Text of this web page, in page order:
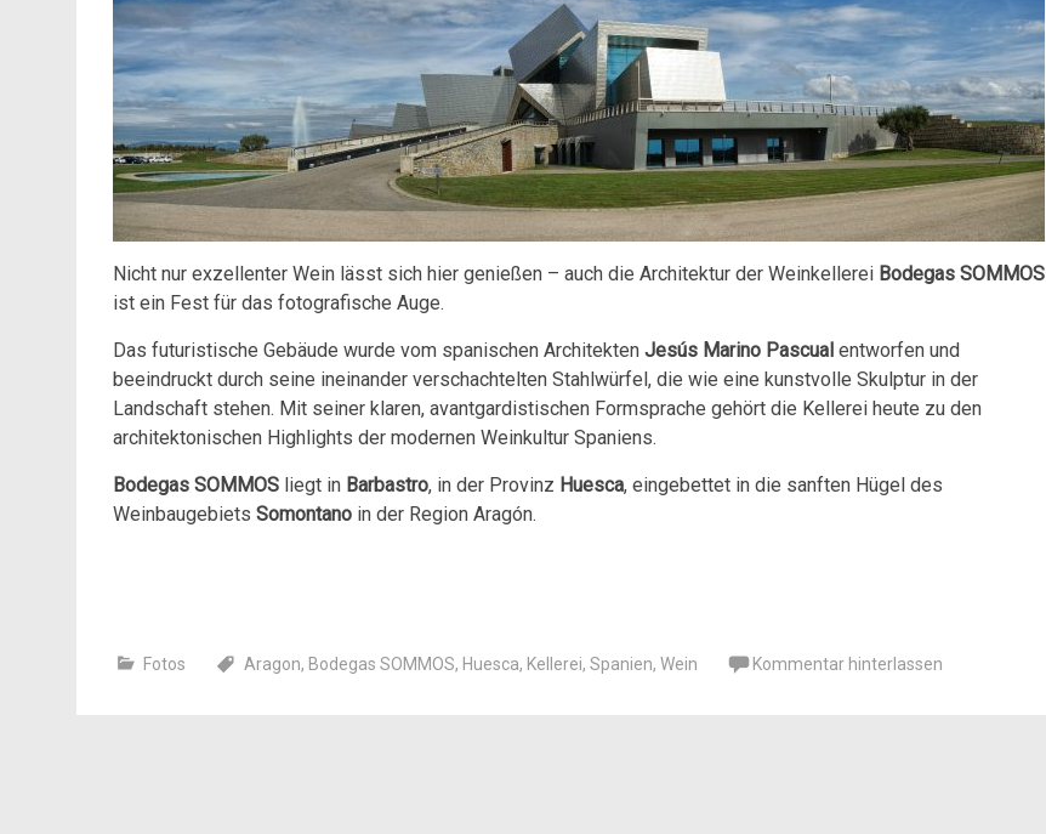
Nicht nur exzellenter Wein lässt sich hier genießen – auch die Architektur der Weinkellerei Bodegas SOMMOS
ist ein Fest für das fotografische Auge.
Das futuristische Gebäude wurde vom spanischen Architekten Jesús Marino Pascual entworfen und
beeindruckt durch seine ineinander verschachtelten Stahlwürfel, die wie eine kunstvolle Skulptur in der
Landschaft stehen. Mit seiner klaren, avantgardistischen Formsprache gehört die Kellerei heute zu den
architektonischen Highlights der modernen Weinkultur Spaniens.
Bodegas SOMMOS liegt in Barbastro, in der Provinz Huesca, eingebettet in die sanften Hügel des
Weinbaugebiets Somontano in der Region Aragón.
Fotos Aragon, Bodegas SOMMOS, Huesca, Kellerei, Spanien, Wein Kommentar hinterlassen